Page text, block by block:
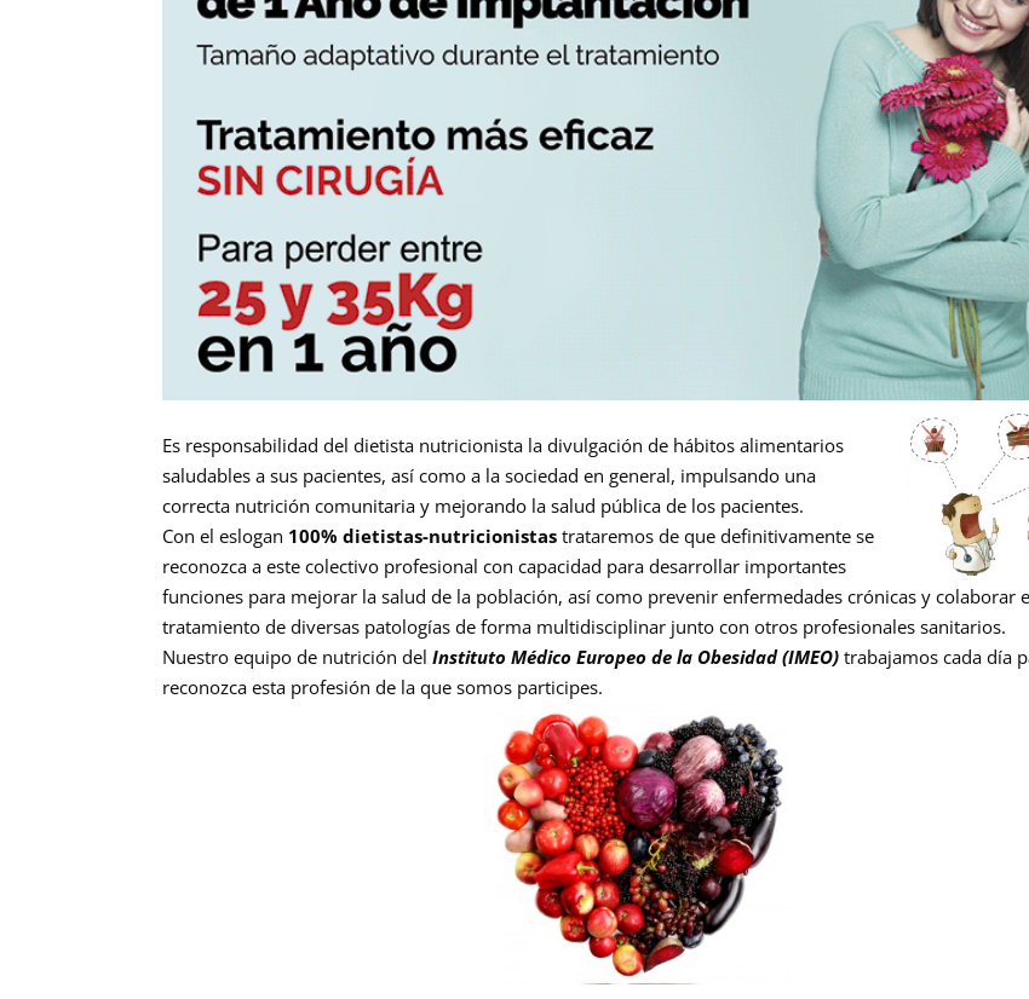
Es responsabilidad del dietista nutricionista la divulgación de hábitos alimentarios
saludables a sus pacientes, así como a la sociedad en general, impulsando una
correcta nutrición comunitaria y mejorando la salud pública de los pacientes.
Con el eslogan 100% dietistas-nutricionistas trataremos de que definitivamente se
reconozca a este colectivo profesional con capacidad para desarrollar importantes
funciones para mejorar la salud de la población, así como prevenir enfermedades crónicas y colaborar
tratamiento de diversas patologías de forma multidisciplinar junto con otros profesionales sanitarios.
Nuestro equipo de nutrición delInstituto Médico Europeo de la Obesidad (IMEO) trabajamos cada día
reconozca esta profesión de la que somos participes.